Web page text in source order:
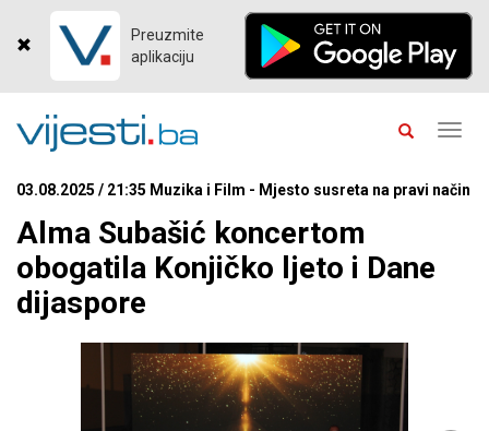
Preuzmite
aplikaciju
03.08.2025 / 21:35 Muzika i Film - Mjesto susreta na pravi način
Alma Subašić koncertom
obogatila Konjičko ljeto i Dane
dijaspore